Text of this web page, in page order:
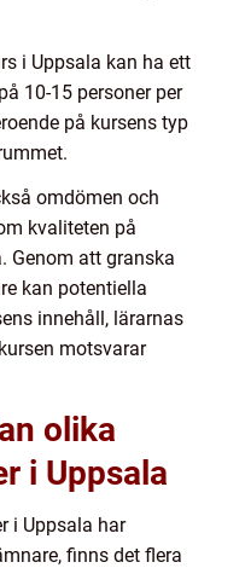
i Uppsala kan ha ett
10-15 personer per
på kursens typ
omdömen och
kvaliteten på
Genom att granska
kan potentiella
innehåll, lärarnas
motsvarar
olika
i Uppsala
i Uppsala har
finns det flera